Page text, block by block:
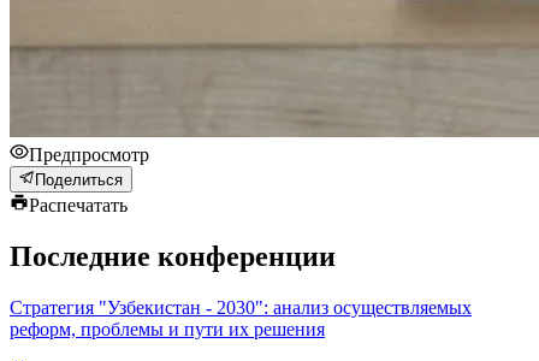
Предпросмотр
Поделиться
Распечатать
Последние конференции
Стратегия "Узбекистан - 2030": анализ осуществляемых
реформ, проблемы и пути их решения